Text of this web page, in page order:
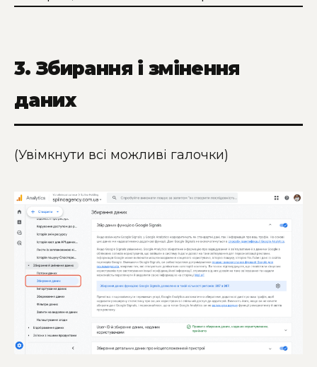
3. Збирання і змінення
даних
(Увімкнути всі можливі галочки)